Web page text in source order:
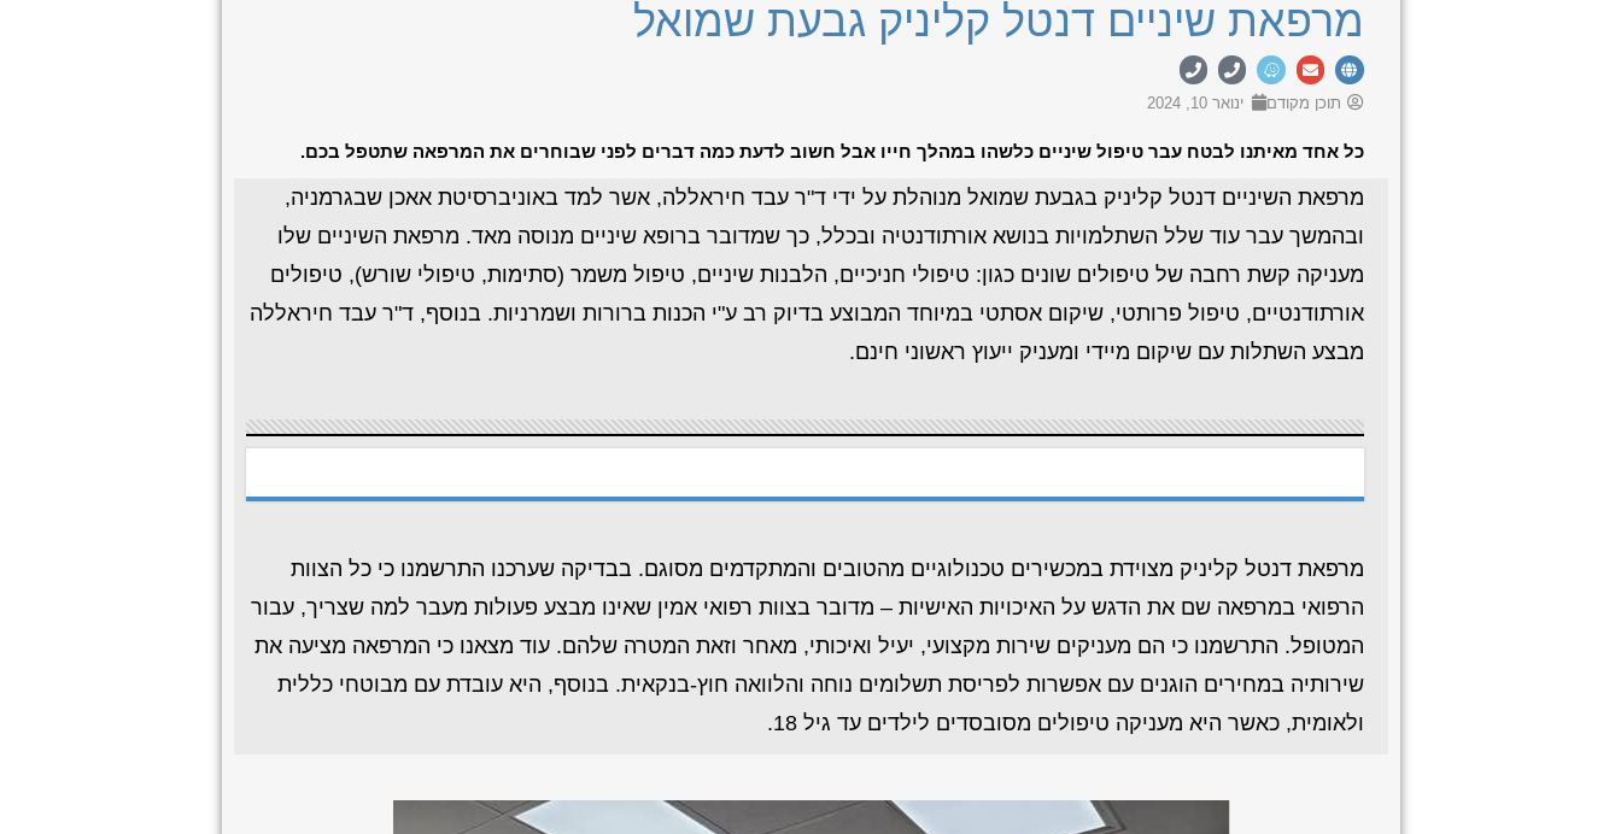
מרפאת שיניים דנטל קליניק גבעת שמואל
תוכן מקודם ינואר 10, 2024
כל אחד מאיתנו לבטח עבר טיפול שיניים כלשהו במהלך חייו אבל חשוב לדעת כמה דברים לפני שבוחרים את המרפאה שתטפל בכם.
מרפאת השיניים דנטל קליניק בגבעת שמואל מנוהלת על ידי ד"ר עבד חיראללה, אשר למד באוניברסיטת אאכן שבגרמניה,
ובהמשך עבר עוד שלל השתלמויות בנושא אורתודנטיה ובכלל, כך שמדובר ברופא שיניים מנוסה מאד. מרפאת השיניים שלו
מעניקה קשת רחבה של טיפולים שונים כגון: טיפולי חניכיים, הלבנות שיניים, טיפול משמר (סתימות, טיפולי שורש), טיפולים
אורתודנטיים, טיפול פרותטי, שיקום אסתטי במיוחד המבוצע בדיוק רב ע"י הכנות ברורות ושמרניות. בנוסף, ד"ר עבד חיראללה
מבצע השתלות עם שיקום מיידי ומעניק ייעוץ ראשוני חינם.
מרפאת דנטל קליניק מצוידת במכשירים טכנולוגיים מהטובים והמתקדמים מסוגם. בבדיקה שערכנו התרשמנו כי כל הצוות
הרפואי במרפאה שם את הדגש על האיכויות האישיות – מדובר בצוות רפואי אמין שאינו מבצע פעולות מעבר למה שצריך, עבור
המטופל. התרשמנו כי הם מעניקים שירות מקצועי, יעיל ואיכותי, מאחר וזאת המטרה שלהם. עוד מצאנו כי המרפאה מציעה את
שירותיה במחירים הוגנים עם אפשרות לפריסת תשלומים נוחה והלוואה חוץ-בנקאית. בנוסף, היא עובדת עם מבוטחי כללית
ולאומית, כאשר היא מעניקה טיפולים מסובסדים לילדים עד גיל 18.